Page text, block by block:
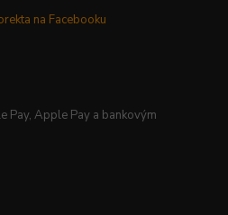
Pay, Apple Pay a bankovým